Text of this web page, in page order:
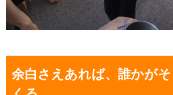
余白さえあれば、誰かが